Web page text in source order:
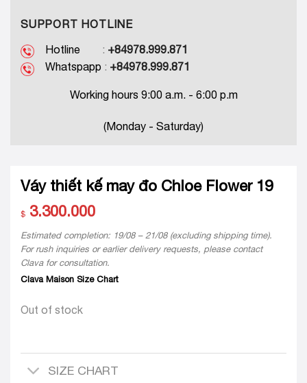
SUPPORT HOTLINE
Hotline : +84978.999.871
Whatspapp : +84978.999.871
Working hours 9:00 a.m. - 6:00 p.m
(Monday - Saturday)
Váy thiết kế may đo Chloe Flower 19
$ 3.300.000
Estimated completion: 19/08 – 21/08 (excluding shipping time).
For rush inquiries or earlier delivery requests, please contact
Clava for consultation.
Clava Maison Size Chart
Out of stock
SIZE CHART